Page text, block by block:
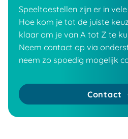
Speeltoestellen zijn er in
Hoe kom je tot de juiste
klaar om je van A tot Z te
Neem contact op via
neem zo spoedig mogelijk
Contact